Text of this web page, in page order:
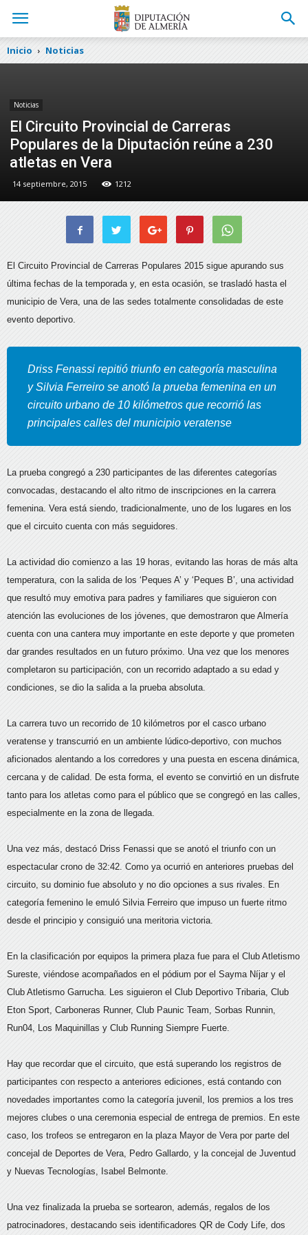
Inicio Noticias
Noticias
El Circuito Provincial de Carreras
Populares de la Diputación reúne a 230
atletas en Vera
14 septiembre, 2015 1212
El Circuito Provincial de Carreras Populares 2015 sigue apurando sus
última fechas de la temporada y, en esta ocasión, se trasladó hasta el
municipio de Vera, una de las sedes totalmente consolidadas de este
evento deportivo.
Driss Fenassi repitió triunfo en categoría masculina
y Silvia Ferreiro se anotó la prueba femenina en un
circuito urbano de 10 kilómetros que recorrió las
principales calles del municipio veratense
La prueba congregó a 230 participantes de las diferentes categorías
convocadas, destacando el alto ritmo de inscripciones en la carrera
femenina. Vera está siendo, tradicionalmente, uno de los lugares en los
que el circuito cuenta con más seguidores.
La actividad dio comienzo a las 19 horas, evitando las horas de más alta
temperatura, con la salida de los ‘Peques A’ y ‘Peques B’, una actividad
que resultó muy emotiva para padres y familiares que siguieron con
atención las evoluciones de los jóvenes, que demostraron que Almería
cuenta con una cantera muy importante en este deporte y que prometen
dar grandes resultados en un futuro próximo. Una vez que los menores
completaron su participación, con un recorrido adaptado a su edad y
condiciones, se dio la salida a la prueba absoluta.
La carrera tuvo un recorrido de 10 kilómetros por el casco urbano
veratense y transcurrió en un ambiente lúdico-deportivo, con muchos
aficionados alentando a los corredores y una puesta en escena dinámica,
cercana y de calidad. De esta forma, el evento se convirtió en un disfrute
tanto para los atletas como para el público que se congregó en las calles,
especialmente en la zona de llegada.
Una vez más, destacó Driss Fenassi que se anotó el triunfo con un
espectacular crono de 32:42. Como ya ocurrió en anteriores pruebas del
circuito, su dominio fue absoluto y no dio opciones a sus rivales. En
categoría femenino le emuló Silvia Ferreiro que impuso un fuerte ritmo
desde el principio y consiguió una meritoria victoria.
En la clasificación por equipos la primera plaza fue para el Club Atletismo
Sureste, viéndose acompañados en el pódium por el Sayma Níjar y el
Club Atletismo Garrucha. Les siguieron el Club Deportivo Tribaria, Club
Eton Sport, Carboneras Runner, Club Paunic Team, Sorbas Runnin,
Run04, Los Maquinillas y Club Running Siempre Fuerte.
Hay que recordar que el circuito, que está superando los registros de
participantes con respecto a anteriores ediciones, está contando con
novedades importantes como la categoría juvenil, los premios a los tres
mejores clubes o una ceremonia especial de entrega de premios. En este
caso, los trofeos se entregaron en la plaza Mayor de Vera por parte del
concejal de Deportes de Vera, Pedro Gallardo, y la concejal de Juventud
y Nuevas Tecnologías, Isabel Belmonte.
Una vez finalizada la prueba se sortearon, además, regalos de los
patrocinadores, destacando seis identificadores QR de Cody Life, dos